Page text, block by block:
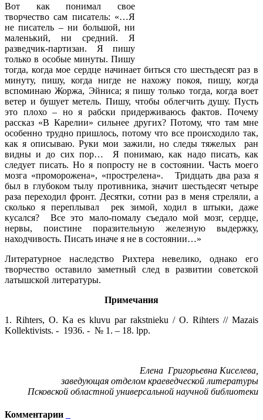
Вот как понимал свое
творчество сам писатель: «…Я
не писатель – ни большой, ни
маленький, ни средний. Я
разведчик-партизан. Я пишу
только в особые минуты. Пишу
тогда, когда мое сердце начинает биться сто шестьдесят раз в
минуту, пишу, когда нигде не нахожу покоя, пишу, когда
вспоминаю Жоржа, Эйниса; я пишу только тогда, когда воет
ветер и бушует метель. Пишу, чтобы облегчить душу. Пусть
это плохо – но я рабски придерживаюсь фактов. Почему
рассказ «В Карелии» сильнее других? Потому, что там мне
особенно трудно пришлось, потому что все происходило так,
как я описываю. Руки мои зажили, но следы тяжелых ран
видны и до сих пор… Я понимаю, как надо писать, как
следует писать. Но я попросту не в состоянии. Часть моего
мозга «проморожена», «прострелена». Тридцать два раза я
был в глубоком тылу противника, значит шестьдесят четыре
раза переходил фронт. Десятки, сотни раз в меня стреляли, а
сколько я переплывал рек зимой, ходил в штыки, даже
кусался? Все это мало-помалу съедало мой мозг, сердце,
нервы, поистине поразительную железную выдержку,
находчивость. Писать иначе я не в состоянии…»
Литературное наследство Рихтера невелико, однако его
творчество оставило заметный след в развитии советской
латышской литературы.
Примечания
1. Rihters, O. Ka es kluvu par rakstnieku / O. Rihters // Mazais
Kollektivists. - 1936. - № 1. – 18. lpp.
Елена Григорьевна Киселева,
заведующая отделом краеведческой литературы
Псковской областной универсальной научной библиотеки
Комментарии